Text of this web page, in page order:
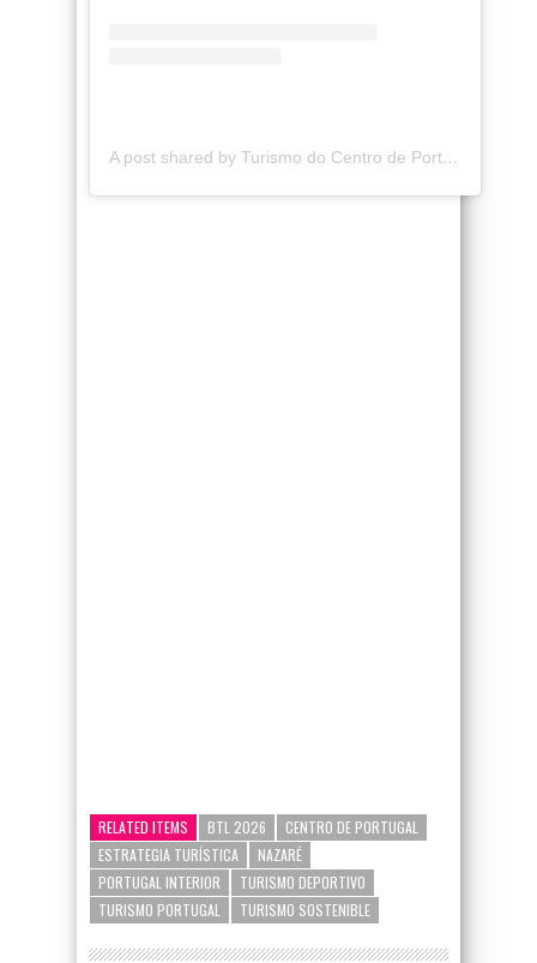
A post shared by Turismo do Centro de Portugal (@centro_de_portugal)
RELATED ITEMS BTL 2026
CENTRO DE PORTUGAL
ESTRATEGIA TURÍSTICA
NAZARÉ
PORTUGAL INTERIOR
TURISMO DEPORTIVO
TURISMO PORTUGAL
TURISMO SOSTENIBLE